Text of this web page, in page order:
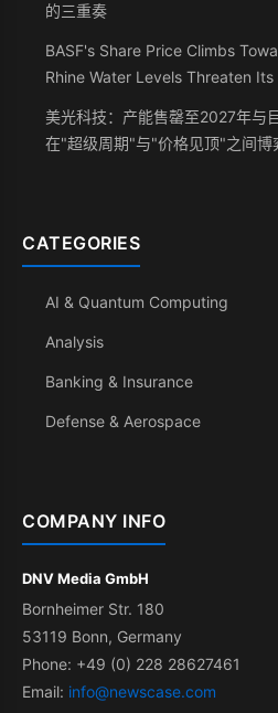
的三重奏
BASF's Share Price Climbs
Rhine Water Levels Threaten
美光科技：产能售罄至2027年与
在"超级周期"与"价格见顶"之间博
CATEGORIES
AI & Quantum Computing
Analysis
Banking & Insurance
Defense & Aerospace
COMPANY INFO
DNV Media GmbH
Bornheimer Str. 180
53119 Bonn, Germany
Phone: +49 (0) 228 28627461
Email: info@newscase.com